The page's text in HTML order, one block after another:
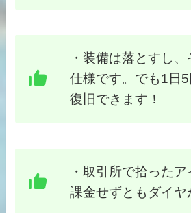
・装備は落とすし
仕様です。でも1日
復旧できます！
・取引所で拾った
課金せずともダイヤ